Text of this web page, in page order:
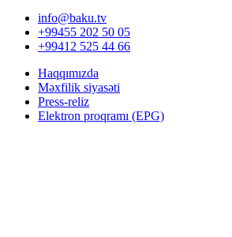
info@baku.tv
+99455 202 50 05
+99412 525 44 66
Haqqımızda
Məxfilik siyasəti
Press-reliz
Elektron proqramı (EPG)